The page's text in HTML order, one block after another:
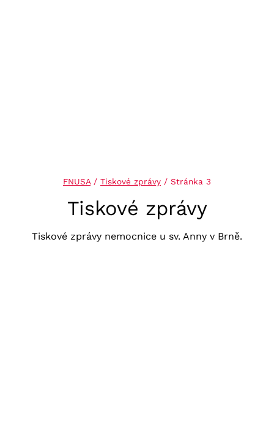
FNUSA/ Tiskové zprávy / Stránka 3
Tiskové zprávy
Tiskové zprávy nemocnice u sv. Anny v Brně.